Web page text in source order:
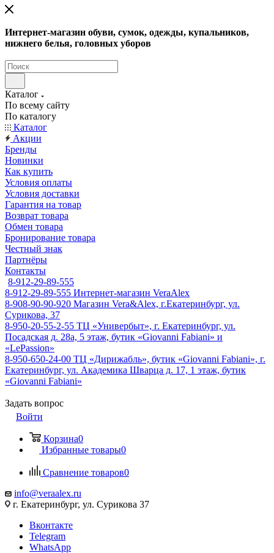
Интернет-магазин обуви, сумок, одежды, купальников,
нижнего белья, головных уборов
Каталог
По всему сайту
По каталогу
Каталог
Акции
Бренды
Новинки
Как купить
Условия оплаты
Условия доставки
Гарантия на товар
Возврат товара
Обмен товара
Бронирование товара
Честный знак
Партнёры
Контакты
8-912-29-89-555
8-912-29-89-555 Интернет-магазин VeraAlex
8-908-90-90-920 Магазин Vera&Alex, г.Екатеринбург, ул.
Сурикова, 37
8-950-20-55-2-55 ТЦ «Универбыт», г. Екатеринбург, ул.
Посадская д. 28а, 5 этаж, бутик «Giovanni Fabiani» и
«LePassion»
8-950-650-24-00 ТЦ «Дирижабль», бутик «Giovanni Fabiani», г.
Екатеринбург, ул. Академика Шварца д. 17, 1 этаж, бутик
«Giovanni Fabiani»
Задать вопрос
Войти
Корзина0
Избранные товары0
Сравнение товаров0
info@veraalex.ru
г. Екатеринбург, ул. Сурикова 37
Вконтакте
Telegram
WhatsApp